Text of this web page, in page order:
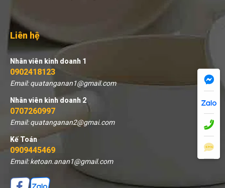
Liên hệ
Nhân viên kinh doanh 1
0902418123
Email: quatanganan1@gmail.com
Nhân viên kinh doanh 2
0707260997
Email: quatanganan2@gmai.com
Kế Toán
0909445469
Email: ketoan.anan1@gmail.com